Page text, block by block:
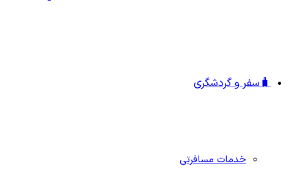
🧳سفر و گردشگری
خدمات مسافرتی